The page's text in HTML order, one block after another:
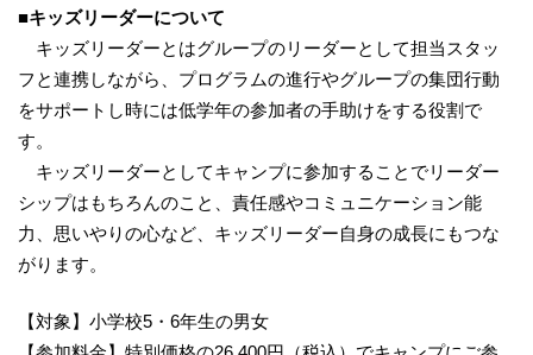
■キッズリーダーについて
キッズリーダーとはグループのリーダーとして担当スタッ
フと連携しながら、プログラムの進行やグループの集団行動
をサポートし時には低学年の参加者の手助けをする役割で
す。
キッズリーダーとしてキャンプに参加することでリーダー
シップはもちろんのこと、責任感やコミュニケーション能
力、思いやりの心など、キッズリーダー自身の成長にもつな
がります。
【対象】小学校5・6年生の男女